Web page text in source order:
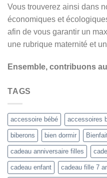
Vous trouverez ainsi dans
économiques et
afin de vous garantir un
une rubrique maternité et
Ensemble, contribuons
TAGS
accessoire bébé accessoires
biberons bien dormir
cadeau anniversaire filles
cadeau enfant cadeau fille 7